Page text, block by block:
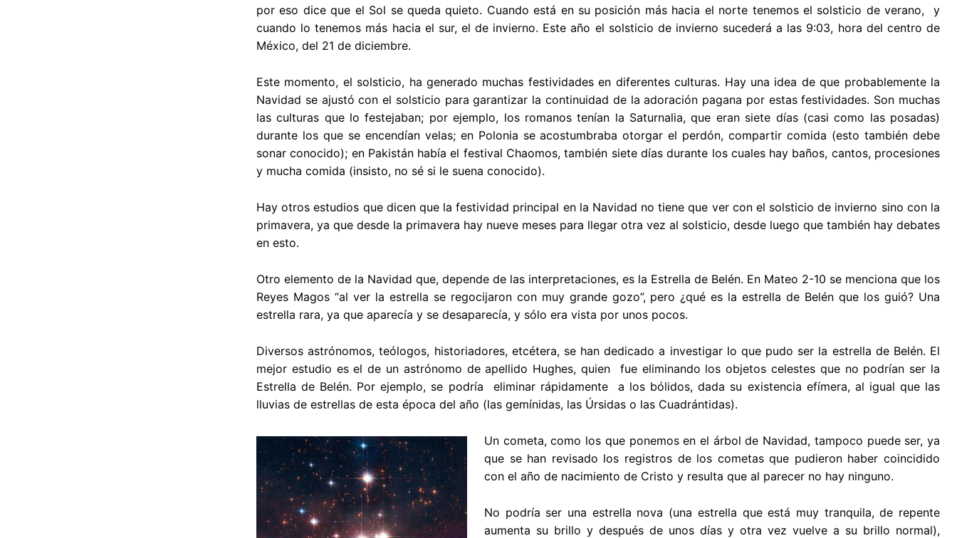
por eso dice que el Sol se queda quieto. Cuando está en su posición más hacia el norte tenemos el solsticio de verano, y
cuando lo tenemos más hacia el sur, el de invierno. Este año el solsticio de invierno sucederá a las 9:03, hora del centro de
México, del 21 de diciembre.
Este momento, el solsticio, ha generado muchas festividades en diferentes culturas. Hay una idea de que probablemente la
Navidad se ajustó con el solsticio para garantizar la continuidad de la adoración pagana por estas festividades. Son muchas
las culturas que lo festejaban; por ejemplo, los romanos tenían la Saturnalia, que eran siete días (casi como las posadas)
durante los que se encendían velas; en Polonia se acostumbraba otorgar el perdón, compartir comida (esto también debe
sonar conocido); en Pakistán había el festival Chaomos, también siete días durante los cuales hay baños, cantos, procesiones
y mucha comida (insisto, no sé si le suena conocido).
Hay otros estudios que dicen que la festividad principal en la Navidad no tiene que ver con el solsticio de invierno sino con la
primavera, ya que desde la primavera hay nueve meses para llegar otra vez al solsticio, desde luego que también hay debates
en esto.
Otro elemento de la Navidad que, depende de las interpretaciones, es la Estrella de Belén. En Mateo 2-10 se menciona que los
Reyes Magos “al ver la estrella se regocijaron con muy grande gozo”, pero ¿qué es la estrella de Belén que los guió? Una
estrella rara, ya que aparecía y se desaparecía, y sólo era vista por unos pocos.
Diversos astrónomos, teólogos, historiadores, etcétera, se han dedicado a investigar lo que pudo ser la estrella de Belén. El
mejor estudio es el de un astrónomo de apellido Hughes, quien fue eliminando los objetos celestes que no podrían ser la
Estrella de Belén. Por ejemplo, se podría eliminar rápidamente a los bólidos, dada su existencia efímera, al igual que las
lluvias de estrellas de esta época del año (las gemínidas, las Úrsidas o las Cuadrántidas).
Un cometa, como los que ponemos en el árbol de Navidad, tampoco puede ser, ya
que se han revisado los registros de los cometas que pudieron haber coincidido
con el año de nacimiento de Cristo y resulta que al parecer no hay ninguno.
No podría ser una estrella nova (una estrella que está muy tranquila, de repente
aumenta su brillo y después de unos días y otra vez vuelve a su brillo normal),